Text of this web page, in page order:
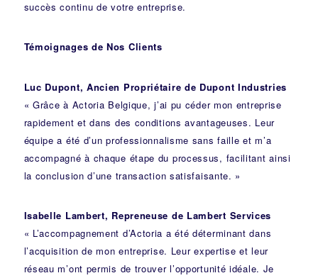
succès continu de votre entreprise.
Témoignages de Nos Clients
Luc Dupont, Ancien Propriétaire de Dupont Industries
« Grâce à Actoria Belgique, j’ai pu céder mon entreprise
rapidement et dans des conditions avantageuses. Leur
équipe a été d’un professionnalisme sans faille et m’a
accompagné à chaque étape du processus, facilitant ainsi
la conclusion d’une transaction satisfaisante. »
Isabelle Lambert, Repreneuse de Lambert Services
« L’accompagnement d’Actoria a été déterminant dans
l’acquisition de mon entreprise. Leur expertise et leur
réseau m’ont permis de trouver l’opportunité idéale. Je